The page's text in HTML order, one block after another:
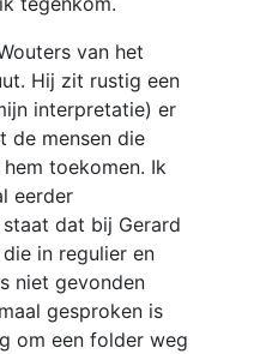
van het
Hij zit rustig een
interpretatie) er
de mensen die
toekomen. Ik
eerder
dat bij Gerard
in regulier en
niet gevonden
gesproken is
om een folder weg